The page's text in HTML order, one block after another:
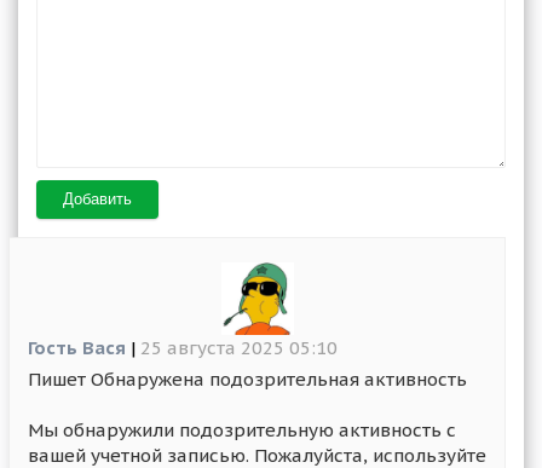
Добавить
Гость Вася | 25 августа 2025 05:10
Пишет Обнаружена подозрительная активность
Мы обнаружили подозрительную активность с
вашей учетной записью. Пожалуйста, используйте